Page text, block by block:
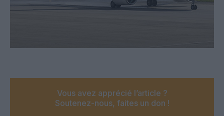
Vous avez apprécié l’article ?
Soutenez-nous, faites un don !